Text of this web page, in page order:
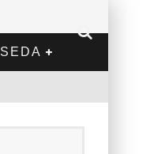
SEDA